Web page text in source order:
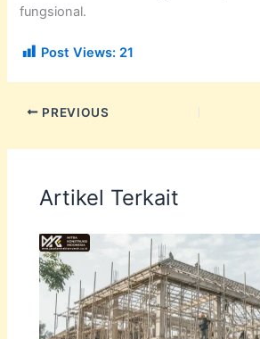
fungsional.
Post Views: 21
PREVIOUS
Artikel Terkait